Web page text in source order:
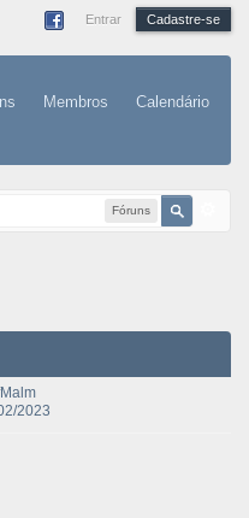
Entrar Cadastre-se
Membros Calendário
Fóruns
2023